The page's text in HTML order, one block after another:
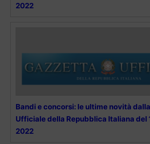
2022
Bandi e concorsi: le ultime novità
Ufficiale della Repubblica Italiana del
2022